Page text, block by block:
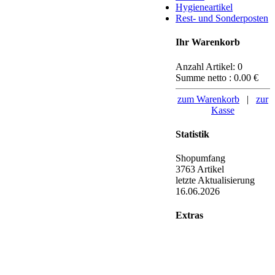
Hygieneartikel
Rest- und Sonderposten
Ihr Warenkorb
Anzahl Artikel: 0
Summe netto : 0.00 €
zum Warenkorb | zur
Kasse
Statistik
Shopumfang
3763 Artikel
letzte Aktualisierung
16.06.2026
Extras